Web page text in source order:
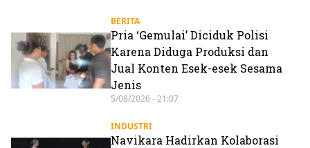
BERITA
Pria ‘Gemulai’ Diciduk Polisi
Karena Diduga Produksi dan
Jual Konten Esek-esek Sesama
Jenis
5/08/2026 - 21:07
INDUSTRI
Navikara Hadirkan Kolaborasi